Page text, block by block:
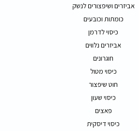
אביזרים ושיפצורים לנשק
כומתות וכובעים
כיסוי לדרמן
אביזרים נלווים
חוגרונים
כיסוי מטול
חוט שיפצור
כיסוי שעון
פאצים
כיסוי דיסקית